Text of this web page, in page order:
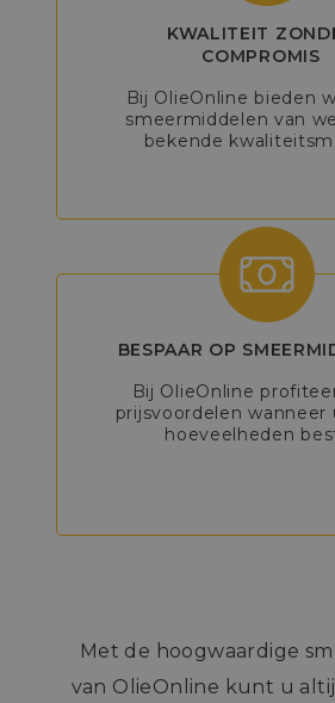
KWALITEIT
COMPROMIS
Bij OlieOnline bieden
smeermiddelen van
bekende
BESPAAR OP
Bij OlieOnline
prijsvoordelen wanneer
hoeveelheden
Met de hoogwaardige
van OlieOnline kunt u